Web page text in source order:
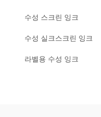
수성 스크린 잉크
수성 실크스크린 잉크
라벨용 수성 잉크